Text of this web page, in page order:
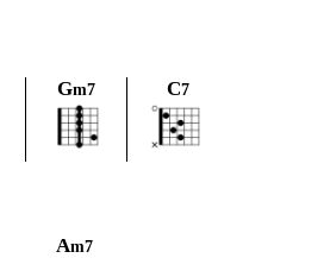
Gm7 C7
Am7